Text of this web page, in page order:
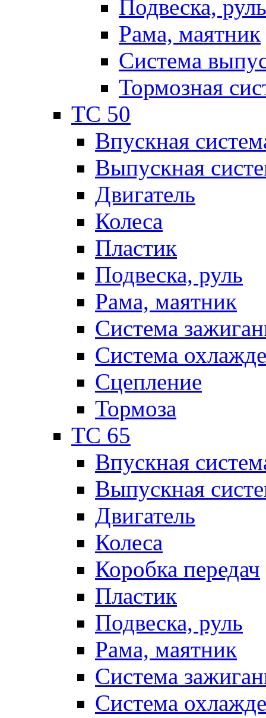
Подвеска, руль
Рама, маятник
Система
Тормозная
TC 50
Впускная
Выпускная
Двигатель
Колеса
Пластик
Подвеска, руль
Рама, маятник
Система
Система
Сцепление
Тормоза
TC 65
Впускная
Выпускная
Двигатель
Колеса
Коробка передач
Пластик
Подвеска, руль
Рама, маятник
Система
Система